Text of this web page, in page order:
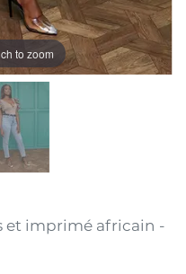
to zoom
et imprimé africain -